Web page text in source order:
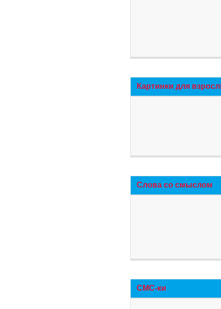
Картинки для
Слова со смыслом
СМС-ки